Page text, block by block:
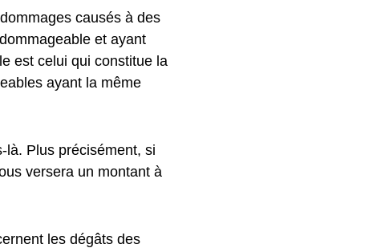
causés à des
et ayant
est celui qui constitue la
ayant la même
là. Plus précisément, si
versera un montant à
les dégâts des